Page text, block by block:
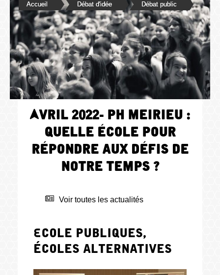
Accueil Débat d'idée Débat public
Avril 2022- Ph Meirieu :
Quelle école pour
répondre aux défis de
notre temps ?
Voir toutes les actualités
Ecole publiques,
écoles alternatives